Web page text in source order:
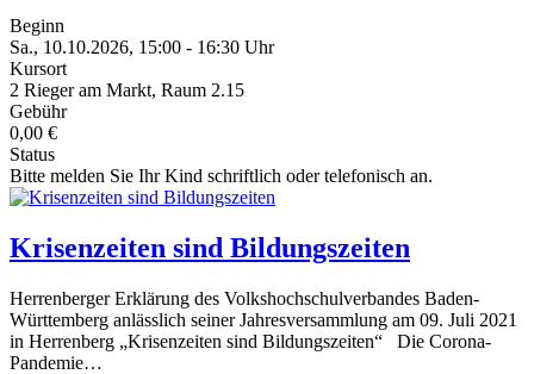
Beginn
Sa., 10.10.2026, 15:00 - 16:30 Uhr
Kursort
2 Rieger am Markt, Raum 2.15
Gebühr
0,00 €
Status
Bitte melden Sie Ihr Kind schriftlich oder telefonisch an.
Krisenzeiten sind Bildungszeiten
Herrenberger Erklärung des Volkshochschulverbandes Baden-
Württemberg anlässlich seiner Jahresversammlung am 09. Juli 2021
in Herrenberg „Krisenzeiten sind Bildungszeiten“ Die Corona-
Pandemie…